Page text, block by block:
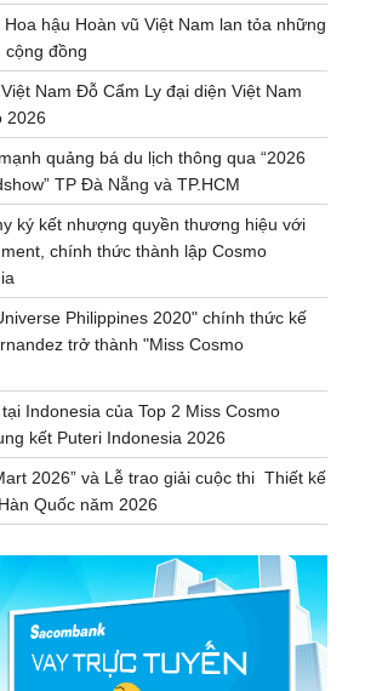
Hoa hậu Hoàn vũ Việt Nam lan tỏa những
cộng đồng
Nam Đỗ Cẩm Ly đại diện Việt Nam
2026
quảng bá du lịch thông qua “2026
TP Đà Nẵng và TP.HCM
ký kết nhượng quyền thương hiệu với
chính thức thành lập Cosmo
Philippines 2020" chính thức kế
trở thành "Miss Cosmo
Indonesia của Top 2 Miss Cosmo
kết Puteri Indonesia 2026
2026” và Lễ trao giải cuộc thi Thiết kế
Quốc năm 2026